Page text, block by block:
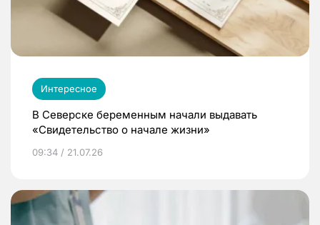
Интересное
В Северске беременным начали выдавать
«Свидетельство о начале жизни»
09:34 / 21.07.26